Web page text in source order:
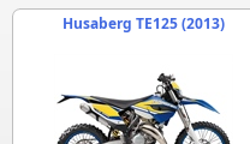
Husaberg TE125 (2013)